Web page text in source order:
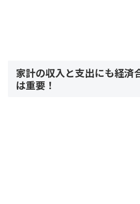
家計の収入と支出にも経済
は重要！